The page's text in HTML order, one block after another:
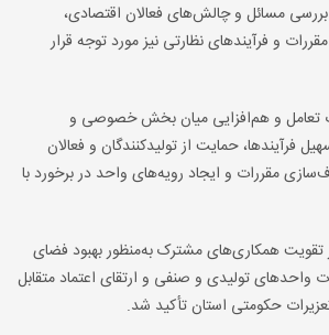
مسائل و چالش‌های فعالان اقتصادی،
و فرآیندهای نظارتی نیز مورد توجه قرار
تعامل و هم‌افزایی میان بخش خصوصی و
فرآیندها، حمایت از تولیدکنندگان و فعالان
مقررات و ایجاد رویه‌های واحد در برخورد با
همکاری‌های مشترک به‌منظور بهبود فضای
تولیدی و صنفی و ارتقای اعتماد متقابل
حکومتی استان تأکید شد.